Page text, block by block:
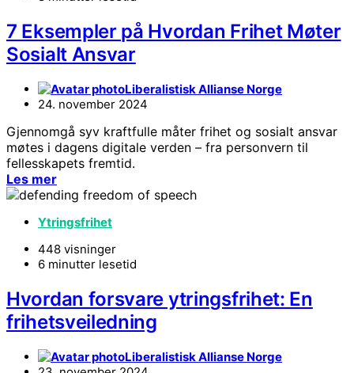
7 Eksempler på Hvordan Frihet Møter
Sosialt Ansvar
Liberalistisk Allianse Norge
24. november 2024
Gjennomgå syv kraftfulle måter frihet og sosialt ansvar
møtes i dagens digitale verden – fra personvern til
fellesskapets fremtid.
Les mer
Ytringsfrihet
448 visninger
6 minutter lesetid
Hvordan forsvare ytringsfrihet: En
frihetsveiledning
Liberalistisk Allianse Norge